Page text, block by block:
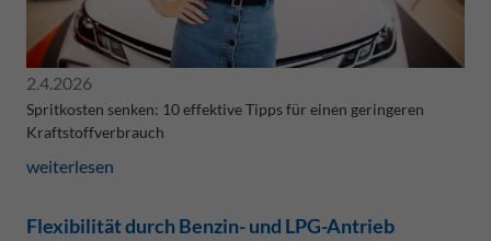
2.4.2026
Spritkosten senken: 10 effektive Tipps für einen geringeren
Kraftstoffverbrauch
weiterlesen
Flexibilität durch Benzin- und LPG-Antrieb